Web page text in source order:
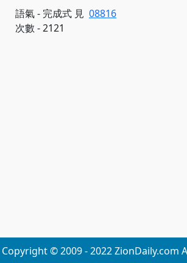
語氣 - 完成式 見 08816
次數 - 2121
Copyright © 2009 - 2022 ZionDaily.com